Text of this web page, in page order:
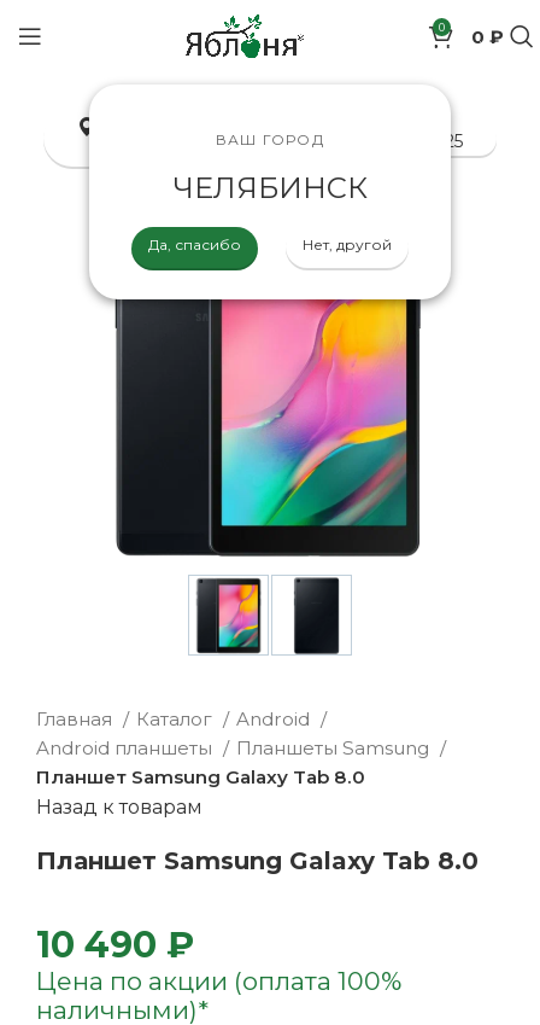
0
позиций0 ₽
ВАШ ГОРОД
ЧЕЛЯБИНСК
Да, спасибо Нет, другой
8-800-200-70-25
Главная Каталог
Android
Android планшеты
Планшеты Samsung
Планшет Samsung Galaxy Tab 8.0
Назад к товарам
Планшет Samsung Galaxy Tab 8.0
10 490 ₽
Цена по акции (оплата 100%
наличными)*